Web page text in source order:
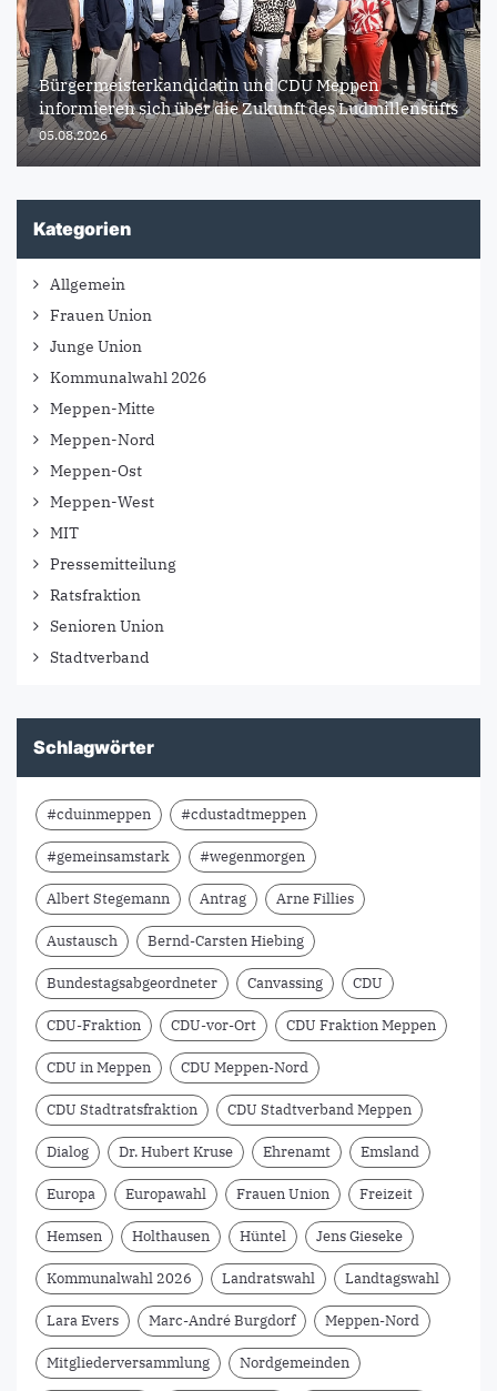
Bürgermeisterkandidatin und CDU Meppen
informieren sich über die Zukunft des Ludmillenstifts
05.08.2026
Kategorien
Allgemein
Frauen Union
Junge Union
Kommunalwahl 2026
Meppen-Mitte
Meppen-Nord
Meppen-Ost
Meppen-West
MIT
Pressemitteilung
Ratsfraktion
Senioren Union
Stadtverband
Schlagwörter
#cduinmeppen #cdustadtmeppen
#gemeinsamstark #wegenmorgen
Albert Stegemann Antrag Arne Fillies
Austausch Bernd-Carsten Hiebing
Bundestagsabgeordneter Canvassing CDU
CDU-Fraktion CDU-vor-Ort CDU Fraktion Meppen
CDU in Meppen CDU Meppen-Nord
CDU Stadtratsfraktion CDU Stadtverband Meppen
Dialog Dr. Hubert Kruse Ehrenamt Emsland
Europa Europawahl Frauen Union Freizeit
Hemsen Holthausen Hüntel Jens Gieseke
Kommunalwahl 2026 Landratswahl Landtagswahl
Lara Evers Marc-André Burgdorf Meppen-Nord
Mitgliederversammlung Nordgemeinden